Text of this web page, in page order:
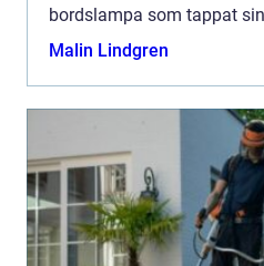
bordslampa som tappat
räddas. I stället för att
Malin Lindgren